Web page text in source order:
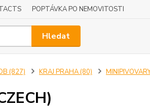
POPTÁVKA PO NEMOVITOSTI
Hledat
(827) KRAJ PRAHA (80)